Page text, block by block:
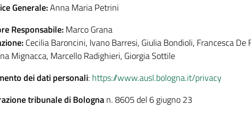
Generale:Anna Maria Petrini
Responsabile:Marco Grana
Cecilia Baroncini, Ivano Barresi, Giulia Bondioli, Francesca
Mignacca, Marcello Radighieri, Giorgia Sottile
dei dati personali: https://www.ausl.bologna.it/privacy
tribunale di Bolognan. 8605 del 6 giugno 23